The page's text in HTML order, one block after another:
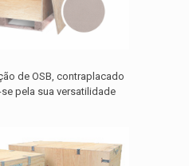
de OSB, contraplacado
pela sua versatilidade